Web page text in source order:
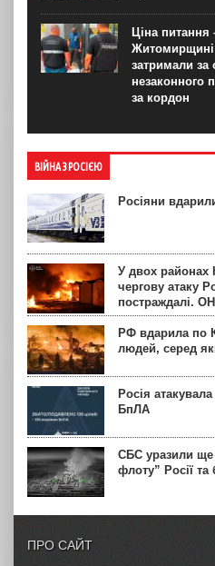
Ціна питання
Житомирщині
затримали за
незаконного
за кордон
ВІЙНА З РОСІЄЮ
Росіяни
У двох районах
чергову атаку
постраждалі.
РФ вдарила по
людей, серед
Росія
БпЛА
СБС уразили ще
флоту” Росії
ПРО САЙТ